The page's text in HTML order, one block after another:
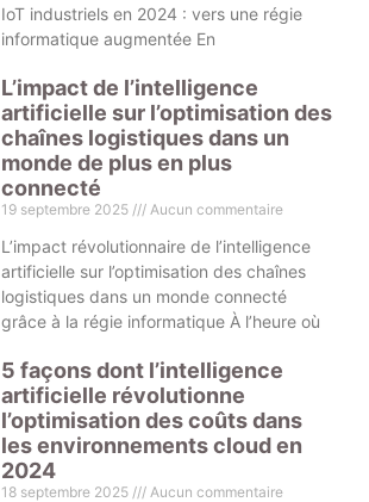
IoT industriels en 2024 : vers une régie
informatique augmentée En
L’impact de l’intelligence
artificielle sur l’optimisation des
chaînes logistiques dans un
monde de plus en plus
connecté
19 septembre 2025 Aucun commentaire
L’impact révolutionnaire de l’intelligence
artificielle sur l’optimisation des chaînes
logistiques dans un monde connecté
grâce à la régie informatique À l’heure où
5 façons dont l’intelligence
artificielle révolutionne
l’optimisation des coûts dans
les environnements cloud en
2024
18 septembre 2025 Aucun commentaire